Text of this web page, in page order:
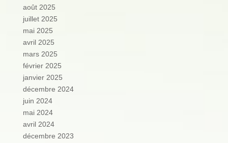
août 2025
juillet 2025
mai 2025
avril 2025
mars 2025
février 2025
janvier 2025
décembre 2024
juin 2024
mai 2024
avril 2024
décembre 2023